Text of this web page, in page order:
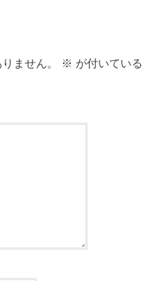
ません。 ※ が付いている